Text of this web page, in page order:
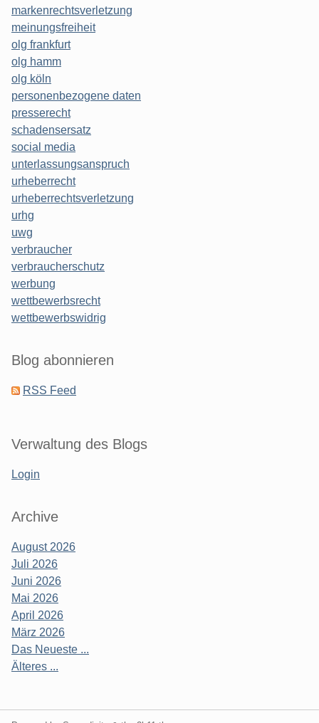
markenrechtsverletzung
meinungsfreiheit
olg frankfurt
olg hamm
olg köln
personenbezogene daten
presserecht
schadensersatz
social media
unterlassungsanspruch
urheberrecht
urheberrechtsverletzung
urhg
uwg
verbraucher
verbraucherschutz
werbung
wettbewerbsrecht
wettbewerbswidrig
Blog abonnieren
RSS Feed
Verwaltung des Blogs
Login
Archive
August 2026
Juli 2026
Juni 2026
Mai 2026
April 2026
März 2026
Das Neueste ...
Älteres ...